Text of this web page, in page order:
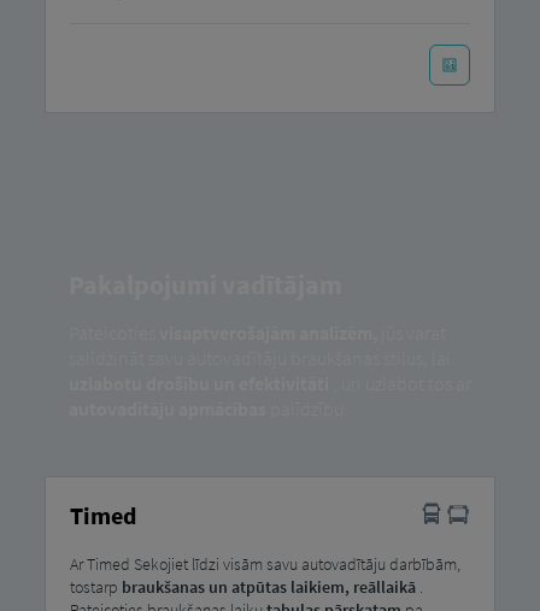
Timed
Ar Timed Sekojiet līdzi visām savu autovadītāju darbībām,
tostarp braukšanas un atpūtas laikiem, reāllaikā.